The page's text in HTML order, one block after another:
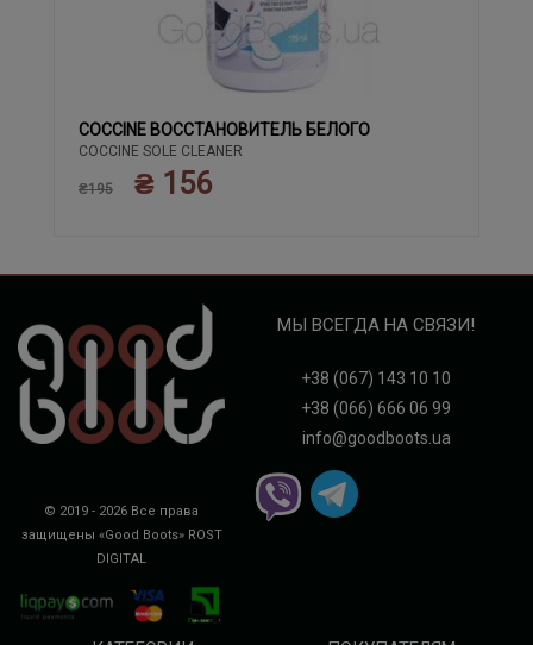
COCCINE ВОССТАНОВИТЕЛЬ БЕЛОГО
COCCINE SOLE CLEANER
₴195 ₴ 156
© 2019 - 2026 Все права
защищены «Good Boots» ROST
DIGITAL
МЫ ВСЕГДА НА СВЯЗИ!
+38 (067) 143 10 10
+38 (066) 666 06 99
info@goodboots.ua